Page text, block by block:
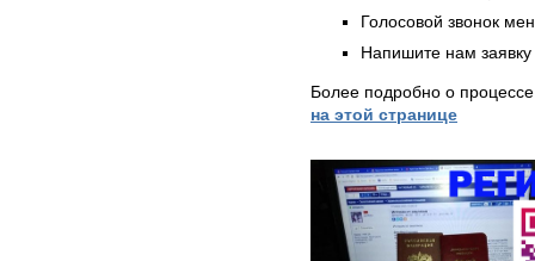
Голосовой звонок
Напишите нам
Более подробно о
на этой странице